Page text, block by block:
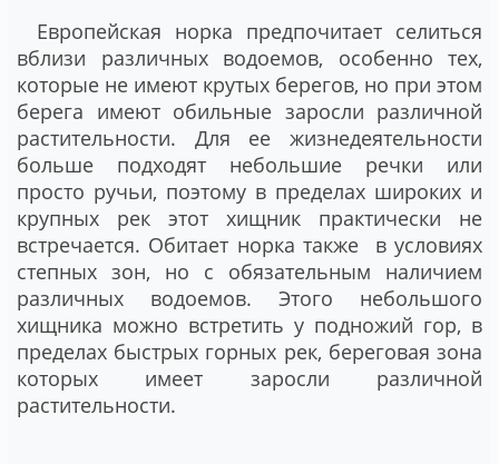
Европейская норка предпочитает селиться
вблизи различных водоемов, особенно тех,
которые не имеют крутых берегов, но при этом
берега имеют обильные заросли различной
растительности. Для ее жизнедеятельности
больше подходят небольшие речки или
просто ручьи, поэтому в пределах широких и
крупных рек этот хищник практически не
встречается. Обитает норка также в условиях
степных зон, но с обязательным наличием
различных водоемов. Этого небольшого
хищника можно встретить у подножий гор, в
пределах быстрых горных рек, береговая зона
которых имеет заросли различной
растительности.